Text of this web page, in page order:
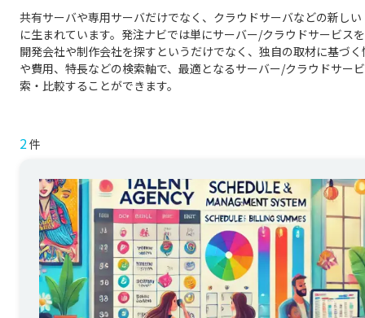
共有サーバや専用サーバだけでなく、クラウドサーバなどの新し
に生まれています。発注ナビでは単にサーバー/クラウドサービス
開発会社や制作会社を探すというだけでなく、独自の取材に基づ
や費用、特長などの検索軸で、最適となるサーバー/クラウドサー
索・比較することができます。
2件